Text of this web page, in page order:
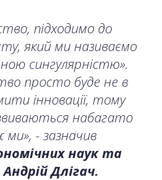
підходимо до
який ми називаємо
сингулярністю».
просто буде не в
інновації, тому
набагато
- зазначив
наук та
Длігач.